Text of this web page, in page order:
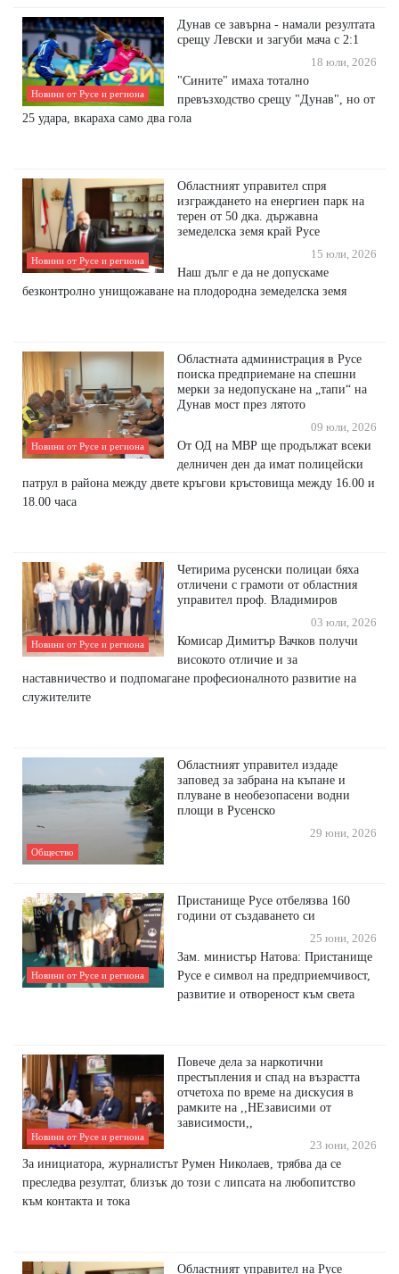
Новини от Русе и региона
Дунав се завърна - намали резултата
срещу Левски и загуби мача с 2:1
18 юли, 2026
"Сините" имаха тотално
превъзходство срещу "Дунав", но от
25 удара, вкараха само два гола
Новини от Русе и региона
Областният управител спря
изграждането на енергиен парк на
терен от 50 дка. държавна
земеделска земя край Русе
15 юли, 2026
Наш дълг е да не допускаме
безконтролно унищожаване на плодородна земеделска земя
Новини от Русе и региона
Областната администрация в Русе
поиска предприемане на спешни
мерки за недопускане на „тапи“ на
Дунав мост през лятото
09 юли, 2026
От ОД на МВР ще продължат всеки
делничен ден да имат полицейски
патрул в района между двете кръгови кръстовища между 16.00 и
18.00 часа
Новини от Русе и региона
Четирима русенски полицаи бяха
отличени с грамоти от областния
управител проф. Владимиров
03 юли, 2026
Комисар Димитър Вачков получи
високото отличие и за
наставничество и подпомагане професионалното развитие на
служителите
Общество
Областният управител издаде
заповед за забрана на къпане и
плуване в необезопасени водни
площи в Русенско
29 юни, 2026
Новини от Русе и региона
Пристанище Русе отбелязва 160
години от създаването си
25 юни, 2026
Зам. министър Натова: Пристанище
Русе е символ на предприемчивост,
развитие и отвореност към света
Новини от Русе и региона
Повече дела за наркотични
престъпления и спад на възрастта
отчетоха по време на дискусия в
рамките на ,,НЕзависими от
зависимости,,
23 юни, 2026
За инициатора, журналистът Румен Николаев, трябва да се
преследва резултат, близък до този с липсата на любопитство
към контакта и тока
Областният управител на Русе